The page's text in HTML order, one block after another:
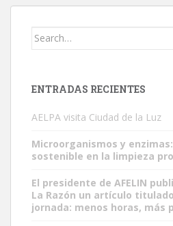
Search
ENTRADAS RECIENTES
AELPA visita Ciudad de la Luz
Microorganismos y
sostenible en la limpieza
El presidente de AFELIN
La Razón un artículo
jornada: menos horas, más